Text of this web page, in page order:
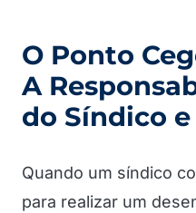
O Ponto
A
do Síndico e
Quando um síndico
para realizar um